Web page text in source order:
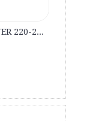
GARMIN Λουρί O.E.M. FORERUNNER 220-230-235-620-630-735XT Μαύρο Κόκκινο εμπορίου